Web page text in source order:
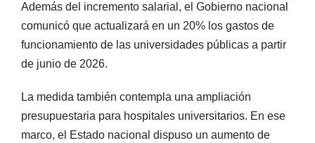
Además del incremento salarial, el Gobierno nacional
comunicó que actualizará en un 20% los gastos de
funcionamiento de las universidades públicas a partir
de junio de 2026.
La medida también contempla una ampliación
presupuestaria para hospitales universitarios. En ese
marco, el Estado nacional dispuso un aumento de